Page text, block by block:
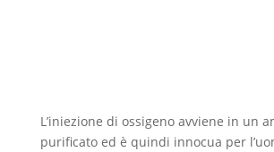
L’iniezione di ossigeno avviene in un
purificato ed è quindi innocua per